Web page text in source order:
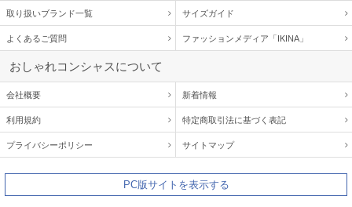
取り扱いブランド一覧 サイズガイド
よくあるご質問 ファッションメディア「IKINA」
おしゃれコンシャスについて
会社概要 新着情報
利用規約 特定商取引法に基づく表記
プライバシーポリシー サイトマップ
PC版サイトを表示する